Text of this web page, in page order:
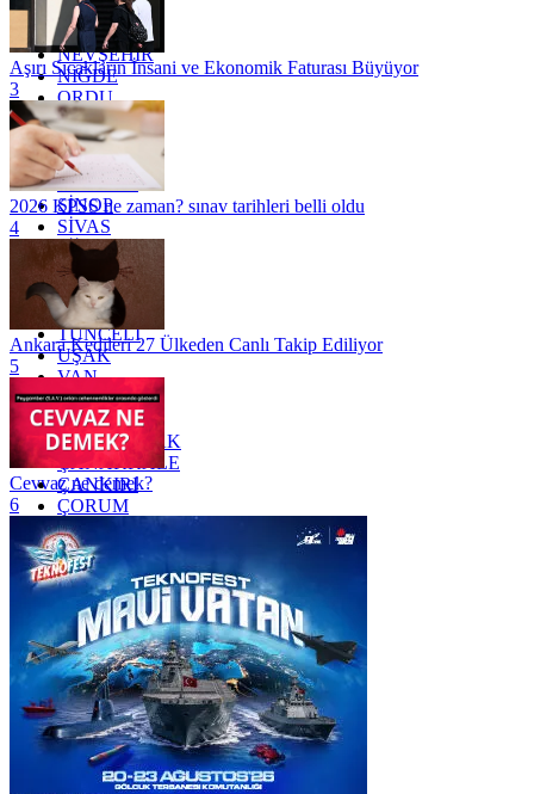
MUĞLA
MUŞ
NEVŞEHİR
NİĞDE
ORDU
OSMANİYE
RİZE
SAKARYA
SAMSUN
SİNOP
SİVAS
SİİRT
TEKİRDAĞ
TOKAT
TRABZON
TUNCELİ
UŞAK
VAN
YALOVA
YOZGAT
ZONGULDAK
ÇANAKKALE
ÇANKIRI
ÇORUM
İSTANBUL
İZMİR
ŞANLIURFA
ŞIRNAK
Aşırı Sıcakların İnsani ve Ekonomik Faturası Büyüyor
3
2026 KPSS ne zaman? sınav tarihleri belli oldu
4
Ankara Kedileri 27 Ülkeden Canlı Takip Ediliyor
5
Cevvaz ne demek?
6